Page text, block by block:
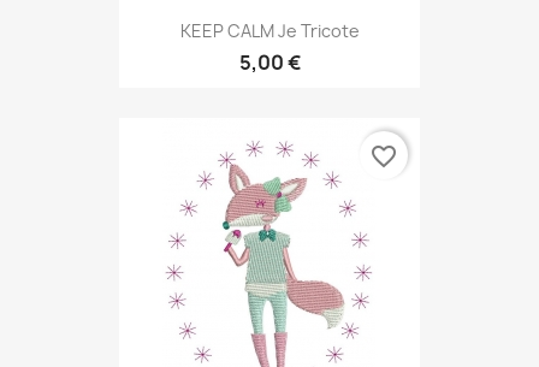
KEEP CALM Je Tricote
5,00 €
favorite_border